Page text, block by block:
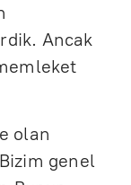
Ancak
olan
genel